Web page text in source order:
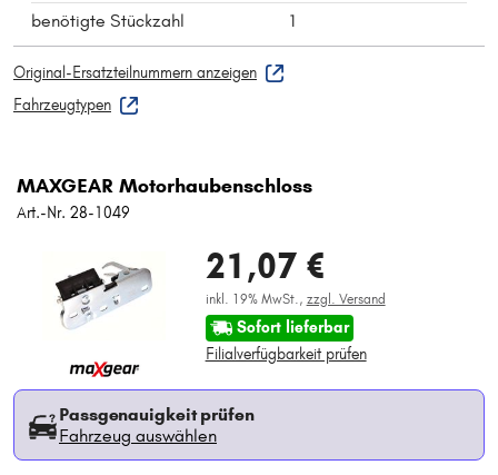
benötigte Stückzahl
1
Original-Ersatzteilnummern anzeigen
Fahrzeugtypen
MAXGEAR Motorhaubenschloss
Art.-Nr. 28-1049
21,07 €
inkl. 19% MwSt., zzgl. Versand
Sofort lieferbar
Filialverfügbarkeit prüfen
Passgenauigkeit prüfen
Fahrzeug auswählen